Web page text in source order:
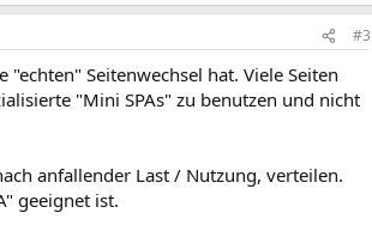
#3
Seitenwechsel hat. Viele Seiten
"Mini SPAs" zu benutzen und nicht
anfallender Last / Nutzung, verteilen.
geeignet ist.